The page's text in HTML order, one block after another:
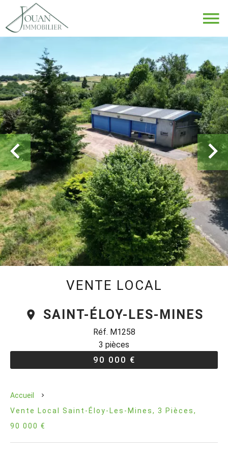
VENTE LOCAL
SAINT-ÉLOY-LES-MINES
Réf. M1258
3 pièces
90 000 €
Accueil
Vente Local Saint-Éloy-Les-Mines, 3 Pièces,
90 000 €